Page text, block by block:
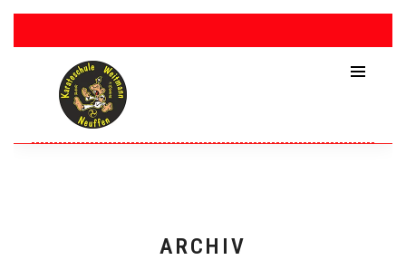
ARCHIV